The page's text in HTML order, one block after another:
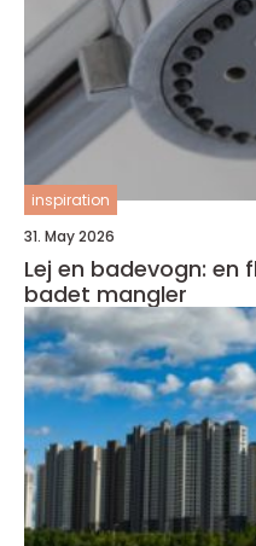
inspiration
31. May 2026
Lej en badevogn: en
badet mangler